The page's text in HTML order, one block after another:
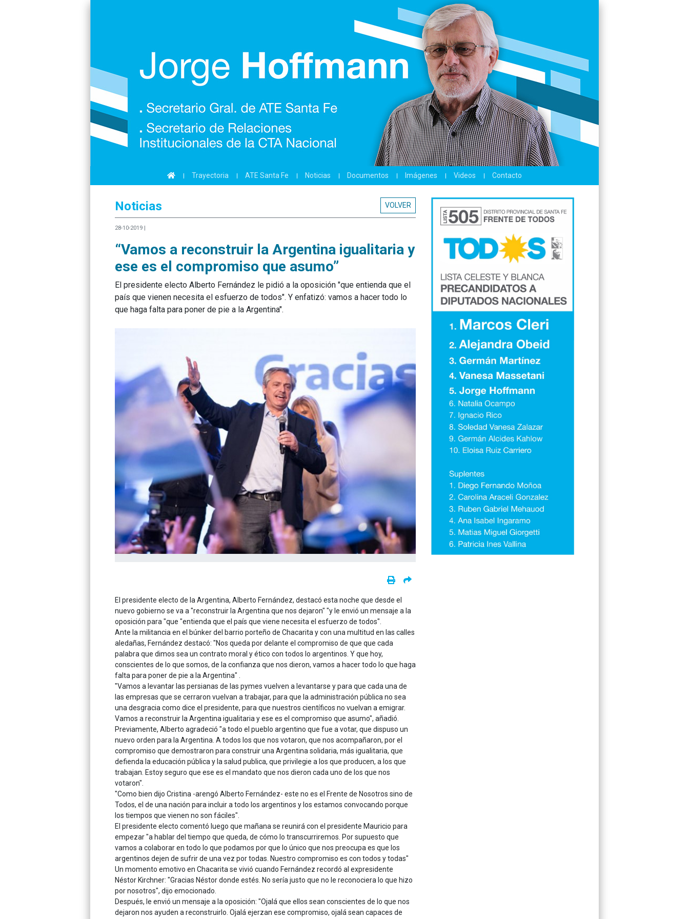
Trayectoria ATE Santa Fe Noticias Documentos Imágenes Videos Contacto
Noticias VOLVER
28-10-2019 |
“Vamos a reconstruir la Argentina igualitaria y
ese es el compromiso que asumo”
El presidente electo Alberto Fernández le pidió a la oposición "que entienda que el
país que vienen necesita el esfuerzo de todos". Y enfatizó: vamos a hacer todo lo
que haga falta para poner de pie a la Argentina".
El presidente electo de la Argentina, Alberto Fernández, destacó esta noche que desde el
nuevo gobierno se va a "reconstruir la Argentina que nos dejaron" "y le envió un mensaje a la
oposición para "que "entienda que el país que viene necesita el esfuerzo de todos".
Ante la militancia en el búnker del barrio porteño de Chacarita y con una multitud en las calles
aledañas, Fernández destacó: "Nos queda por delante el compromiso de que que cada
palabra que dimos sea un contrato moral y ético con todos lo argentinos. Y que hoy,
conscientes de lo que somos, de la confianza que nos dieron, vamos a hacer todo lo que haga
falta para poner de pie a la Argentina" .
"Vamos a levantar las persianas de las pymes vuelven a levantarse y para que cada una de
las empresas que se cerraron vuelvan a trabajar, para que la administración pública no sea
una desgracia como dice el presidente, para que nuestros científicos no vuelvan a emigrar.
Vamos a reconstruir la Argentina igualitaria y ese es el compromiso que asumo", añadió.
Previamente, Alberto agradeció "a todo el pueblo argentino que fue a votar, que dispuso un
nuevo orden para la Argentina. A todos los que nos votaron, que nos acompañaron, por el
compromiso que demostraron para construir una Argentina solidaria, más igualitaria, que
defienda la educación pública y la salud publica, que privilegie a los que producen, a los que
trabajan. Estoy seguro que ese es el mandato que nos dieron cada uno de los que nos
votaron".
"Como bien dijo Cristina -arengó Alberto Fernández- este no es el Frente de Nosotros sino de
Todos, el de una nación para incluir a todo los argentinos y los estamos convocando porque
los tiempos que vienen no son fáciles".
El presidente electo comentó luego que mañana se reunirá con el presidente Mauricio para
empezar "a hablar del tiempo que queda, de cómo lo transcurriremos. Por supuesto que
vamos a colaborar en todo lo que podamos por que lo único que nos preocupa es que los
argentinos dejen de sufrir de una vez por todas. Nuestro compromiso es con todos y todas"
Un momento emotivo en Chacarita se vivió cuando Fernández recordó al expresidente
Néstor Kirchner: "Gracias Néstor donde estés. No sería justo que no le reconociera lo que hizo
por nosotros", dijo emocionado.
Después, le envió un mensaje a la oposición: "Ojalá que ellos sean conscientes de lo que nos
dejaron nos ayuden a reconstruirlo. Ojalá ejerzan ese compromiso, ojalá sean capaces de